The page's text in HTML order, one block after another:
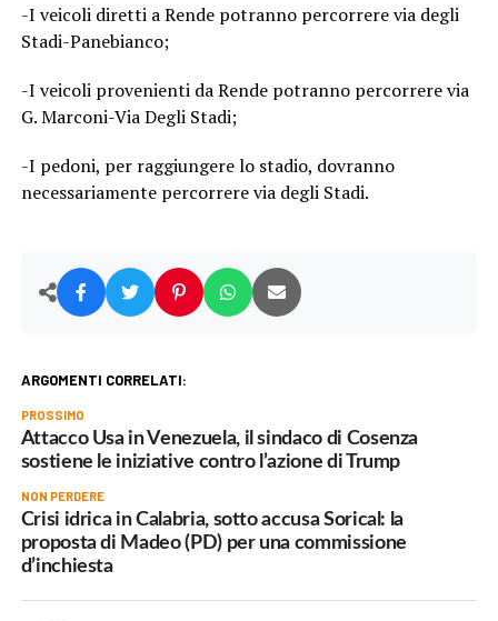
-I veicoli diretti a Rende potranno percorrere via degli
Stadi-Panebianco;
-I veicoli provenienti da Rende potranno percorrere via
G. Marconi-Via Degli Stadi;
-I pedoni, per raggiungere lo stadio, dovranno
necessariamente percorrere via degli Stadi.
ARGOMENTI CORRELATI:
PROSSIMO
Attacco Usa in Venezuela, il sindaco di Cosenza
sostiene le iniziative contro l’azione di Trump
NON PERDERE
Crisi idrica in Calabria, sotto accusa Sorical: la
proposta di Madeo (PD) per una commissione
d’inchiesta